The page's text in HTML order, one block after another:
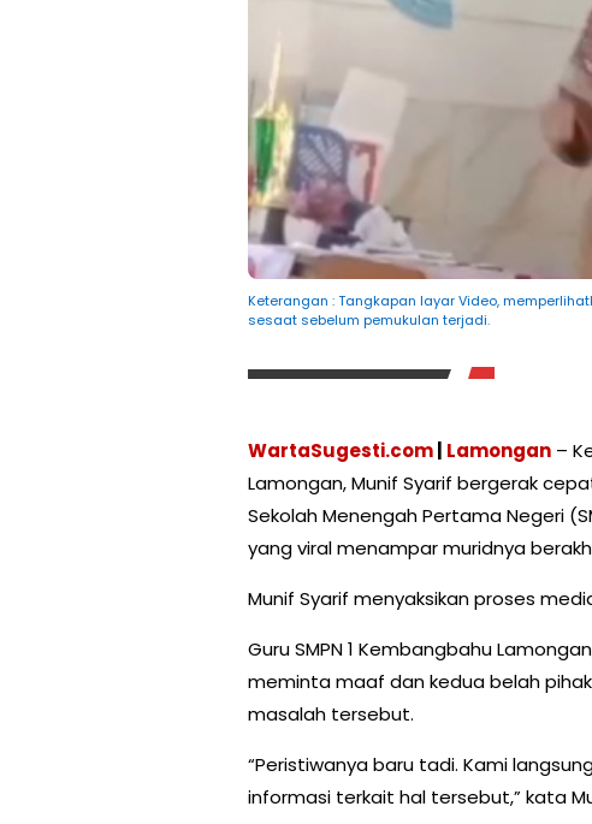
Keterangan : Tangkapan layar Video,
sesaat sebelum pemukulan terjadi.
WartaSugesti.com Lamongan –
Lamongan, Munif Syarif bergerak
Sekolah Menengah Pertama Negeri
yang viral menampar muridnya
Munif Syarif menyaksikan proses
Guru SMPN 1 Kembangbahu
meminta maaf dan kedua belah
masalah tersebut.
“Peristiwanya baru tadi. Kami
informasi terkait hal tersebut,” kata